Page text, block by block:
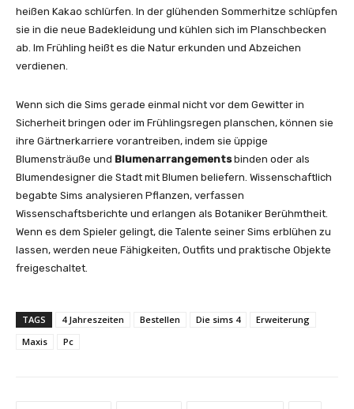
heißen Kakao schlürfen. In der glühenden Sommerhitze schlüpfen
sie in die neue Badekleidung und kühlen sich im Planschbecken
ab. Im Frühling heißt es die Natur erkunden und Abzeichen
verdienen.
Wenn sich die Sims gerade einmal nicht vor dem Gewitter in
Sicherheit bringen oder im Frühlingsregen planschen, können sie
ihre Gärtnerkarriere vorantreiben, indem sie üppige
Blumensträuße und Blumenarrangementsbinden oder als
Blumendesigner die Stadt mit Blumen beliefern. Wissenschaftlich
begabte Sims analysieren Pflanzen, verfassen
Wissenschaftsberichte und erlangen als Botaniker Berühmtheit.
Wenn es dem Spieler gelingt, die Talente seiner Sims erblühen zu
lassen, werden neue Fähigkeiten, Outfits und praktische Objekte
freigeschaltet.
TAGS 4 Jahreszeiten Bestellen Die sims 4
Erweiterung
Maxis
Pc